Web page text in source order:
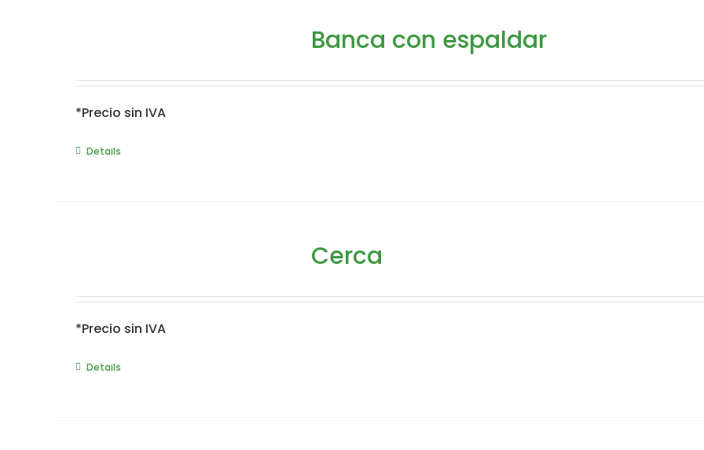
Banca con espaldar
*Precio sin IVA
Details
Cerca
*Precio sin IVA
Details